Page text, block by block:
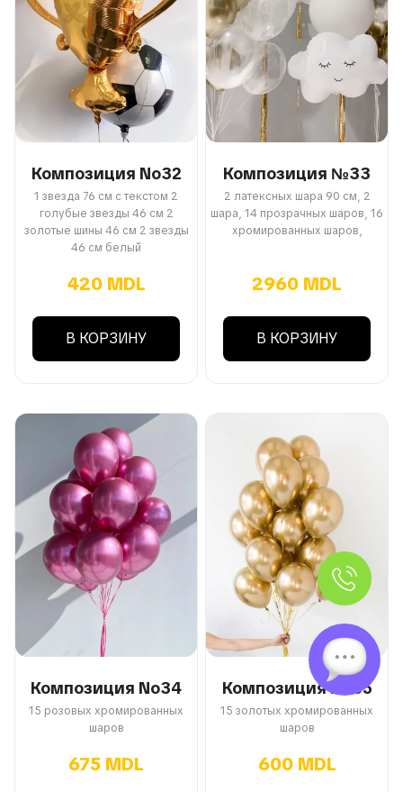
Композиция No32
1 звезда 76 см с текстом 2
голубые звезды 46 см 2
золотые шины 46 см 2 звезды
46 см белый
420 MDL
В КОРЗИНУ
Композиция №33
2 латексных шара 90 см, 2
шара, 14 прозрачных шаров, 16
хромированных шаров,
2960 MDL
В КОРЗИНУ
Композиция No34
15 розовых хромированных
шаров
675 MDL
Композиция No35
15 золотых хромированных
шаров
600 MDL